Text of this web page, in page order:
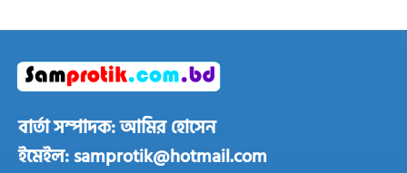
বার্তা সম্পাদক: আমির হোসেন
ইমেইল: samprotik@hotmail.com